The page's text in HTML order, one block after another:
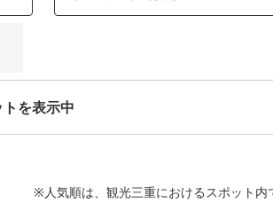
を表示中
※人気順は、観光三重におけるスポット内